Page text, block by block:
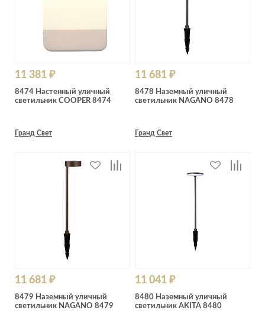
11 381 ₽
8474 Настенный уличный
светильник COOPER 8474
Гранд Свет
11 681 ₽
8478 Наземный уличный
светильник NAGANO 8478
Гранд Свет
11 681 ₽
8479 Наземный уличный
светильник NAGANO 8479
11 041 ₽
8480 Наземный уличный
светильник AKITA 8480